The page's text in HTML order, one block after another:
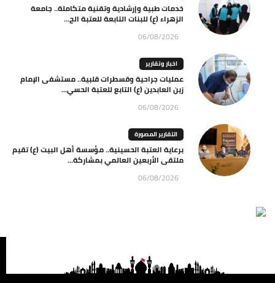
خدمات طبية وإرشادية وتقنية متكاملة.. جامعة
الزهراء (ع) للبنات التابعة للعتبة الح...
06/08/2026
اخبار وتقارير
عمليات جراحية وقسطرات قلبية.. مستشفى الإمام
زين العابدين (ع) التابع للعتبة الحسي...
06/08/2026
التقارير المصورة
برعاية العتبة الحسينية.. مؤسسة أهل البيت (ع) تقيم
ملتقى الأربعين العالمي بمشاركة...
06/08/2026